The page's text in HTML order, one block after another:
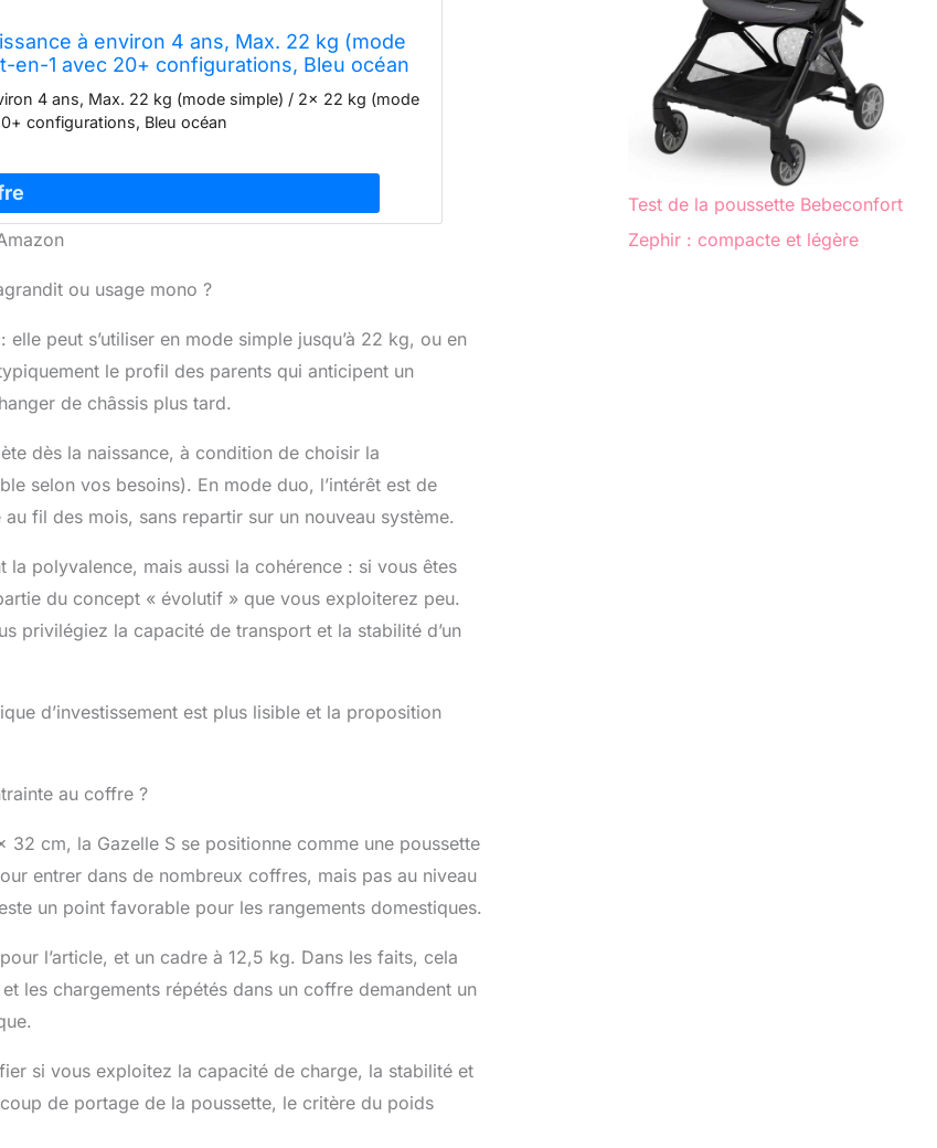
à environ 4 ans, Max. 22 kg (mode
1 avec 20+ configurations, Bleu océan
4 ans, Max. 22 kg (mode simple) / 2x 22 kg (mode
configurations, Bleu océan
ou usage mono ?
peut s’utiliser en mode simple jusqu’à 22 kg, ou en
le profil des parents qui anticipent un
de châssis plus tard.
dès la naissance, à condition de choisir la
selon vos besoins). En mode duo, l’intérêt est de
fil des mois, sans repartir sur un nouveau système.
la polyvalence, mais aussi la cohérence : si vous êtes
du concept « évolutif » que vous exploiterez peu.
privilégiez la capacité de transport et la stabilité d’un
d’investissement est plus lisible et la proposition
au coffre ?
cm, la Gazelle S se positionne comme une poussette
entrer dans de nombreux coffres, mais pas au niveau
un point favorable pour les rangements domestiques.
l’article, et un cadre à 12,5 kg. Dans les faits, cela
les chargements répétés dans un coffre demandent un
si vous exploitez la capacité de charge, la stabilité et
de portage de la poussette, le critère du poids
Test de la poussette Bebeconfort
Zephir : compacte et légère